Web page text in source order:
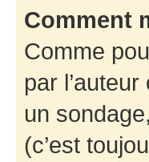
Comment
Comme
par
un
(c’est